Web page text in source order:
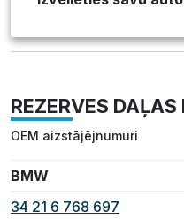
REZERVES DAĻAS
OEM aizstājējnumuri
BMW
34 21 6 768 697